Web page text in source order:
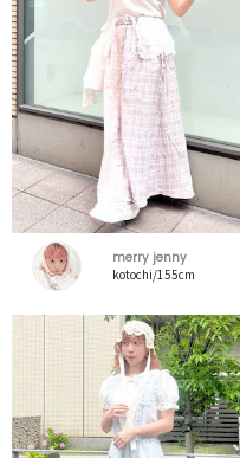
merry jenny
kotochi/155cm